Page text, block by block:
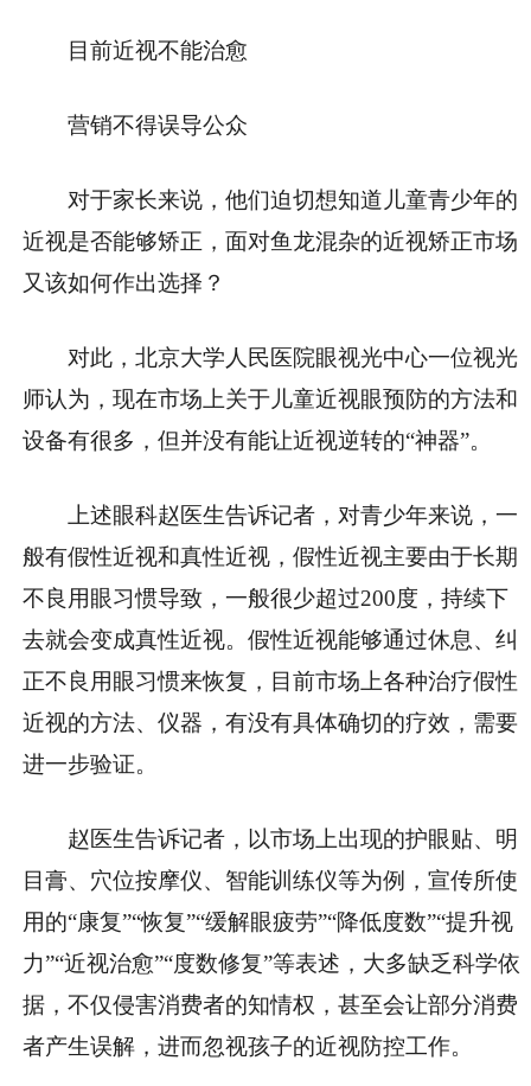
目前近视不能治愈
营销不得误导公众
对于家长来说，他们迫切想知道儿童青少年的
近视是否能够矫正，面对鱼龙混杂的近视矫正市场
又该如何作出选择？
对此，北京大学人民医院眼视光中心一位视光
师认为，现在市场上关于儿童近视眼预防的方法和
设备有很多，但并没有能让近视逆转的“神器”。
上述眼科赵医生告诉记者，对青少年来说，一
般有假性近视和真性近视，假性近视主要由于长期
不良用眼习惯导致，一般很少超过200度，持续下
去就会变成真性近视。假性近视能够通过休息、纠
正不良用眼习惯来恢复，目前市场上各种治疗假性
近视的方法、仪器，有没有具体确切的疗效，需要
进一步验证。
赵医生告诉记者，以市场上出现的护眼贴、明
目膏、穴位按摩仪、智能训练仪等为例，宣传所使
用的“康复”“恢复”“缓解眼疲劳”“降低度数”“提升视
力”“近视治愈”“度数修复”等表述，大多缺乏科学依
据，不仅侵害消费者的知情权，甚至会让部分消费
者产生误解，进而忽视孩子的近视防控工作。